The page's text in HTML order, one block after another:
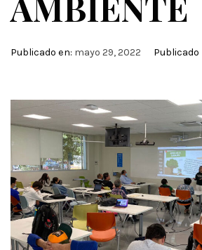
Publicado en: mayo 29, 2022 Publicado